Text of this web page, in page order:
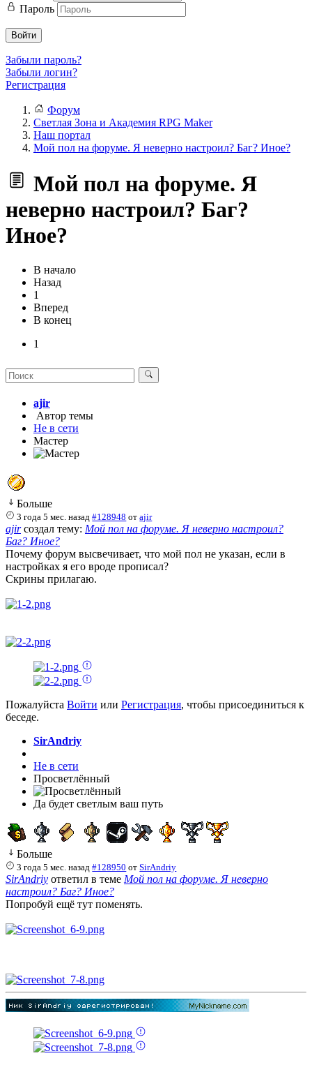
Пароль
Войти
Забыли пароль?
Забыли логин?
Регистрация
Форум
Светлая Зона и Академия RPG Maker
Наш портал
Мой пол на форуме. Я неверно настроил? Баг? Иное?
Мой пол на форуме. Я
неверно настроил? Баг?
Иное?
В начало
Назад
1
Вперед
В конец
1
ajir
Автор темы
Не в сети
Мастер
Больше
3 года 5 мес. назад #128948 отajir
ajirсоздал тему: Мой пол на форуме. Я неверно настроил?
Баг? Иное?
Почему форум высвечивает, что мой пол не указан, если в
настройках я его вроде прописал?
Скрины прилагаю.
Пожалуйста Войти или Регистрация, чтобы присоединиться к
беседе.
SirAndriy
Не в сети
Просветлённый
Да будет светлым ваш путь
Больше
3 года 5 мес. назад #128950 отSirAndriy
SirAndriy ответил в теме Мой пол на форуме. Я неверно
настроил? Баг? Иное?
Попробуй ещё тут поменять.